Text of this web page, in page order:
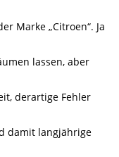
Marke „Citroen“. Ja
lassen, aber
derartige Fehler
damit langjährige